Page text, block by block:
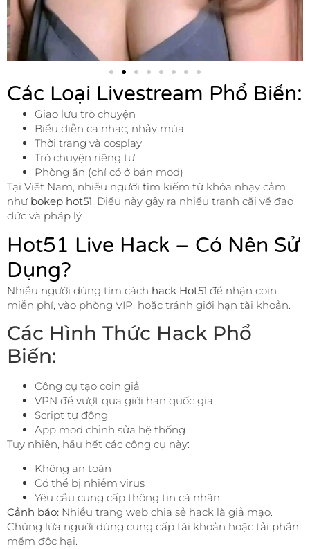
Các Loại Livestream Phổ Biến:
Giao lưu trò chuyện
Biểu diễn ca nhạc, nhảy múa
Thời trang và cosplay
Trò chuyện riêng tư
Phòng ẩn (chỉ có ở bản mod)
Tại Việt Nam, nhiều người tìm kiếm từ khóa nhạy cảm
như bokep hot51. Điều này gây ra nhiều tranh cãi về đạo
đức và pháp lý.
Hot51 Live Hack – Có Nên Sử
Dụng?
Nhiều người dùng tìm cách hack Hot51 để nhận coin
miễn phí, vào phòng VIP, hoặc tránh giới hạn tài khoản.
Các Hình Thức Hack Phổ
Biến:
Công cụ tạo coin giả
VPN để vượt qua giới hạn quốc gia
Script tự động
App mod chỉnh sửa hệ thống
Tuy nhiên, hầu hết các công cụ này:
Không an toàn
Có thể bị nhiễm virus
Yêu cầu cung cấp thông tin cá nhân
Cảnh báo: Nhiều trang web chia sẻ hack là giả mạo.
Chúng lừa người dùng cung cấp tài khoản hoặc tải phần
mềm độc hại.